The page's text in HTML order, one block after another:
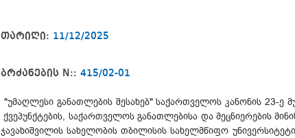
თარიღი: 11/12/2025
ბრძანების N:: 415/02-01
"უმაღლესი განათლების შესახებ" საქართველოს კანონის 23-
ქვეპუნქტების, საქართველოს განათლებისა და მეცნიერების
ჯავახიშვილის სახელობის თბილისის სახელმწიფო